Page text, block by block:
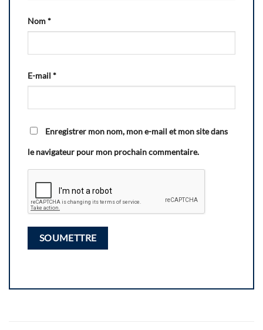
Nom*
E-mail *
Enregistrer mon nom, mon e-mail et mon site dans
le navigateur pour mon prochain commentaire.